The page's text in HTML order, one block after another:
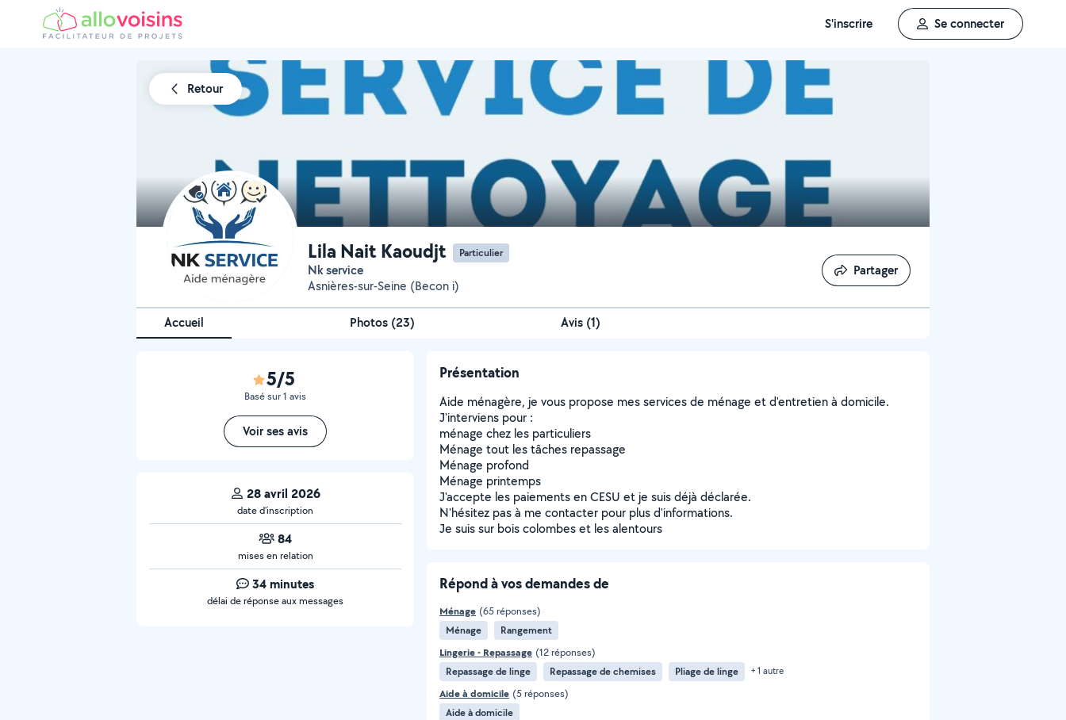
S'inscrire Se connecter
Retour
Lila Nait Kaoudjt Particulier
Nk service
Asnières-sur-Seine (Becon i)
Partager
Partager
Accueil Photos (23) Avis (1)
5/5
Basé sur 1 avis
Voir ses avis
28 avril 2026
date d’inscription
84
mises en relation
34 minutes
délai de réponse aux messages
Présentation
Aide ménagère, je vous propose mes services de ménage et d'entretien à domicile.
J'interviens pour :
ménage chez les particuliers
Ménage tout les tâches repassage
Ménage profond
Ménage printemps
J'accepte les paiements en CESU et je suis déjà déclarée.
N'hésitez pas à me contacter pour plus d'informations.
Je suis sur bois colombes et les alentours
Répond à vos demandes de
Ménage (65 réponses)
Ménage
Rangement
Lingerie - Repassage (12 réponses)
Repassage de linge
Repassage de chemises Pliage de linge + 1 autre
Aide à domicile (5 réponses)
Aide à domicile